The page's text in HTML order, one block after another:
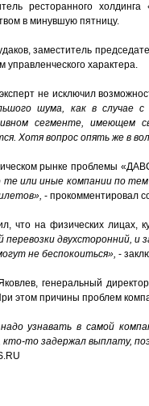
ресторанного
в минувшую пятницу.
заместитель
управленческого характера.
не исключил
шума, как в случае
сегменте, имеющем
Хотя вопрос опять же в
рынке проблемы
те или иные компании по
- прокомментировал
что на физических лицах,
перевозки двухсторонний,
не беспокоиться», -
генеральный
этом причины проблем
узнавать в самой
кто-то задержал выплату,